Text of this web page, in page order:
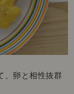
、卵と相性抜群